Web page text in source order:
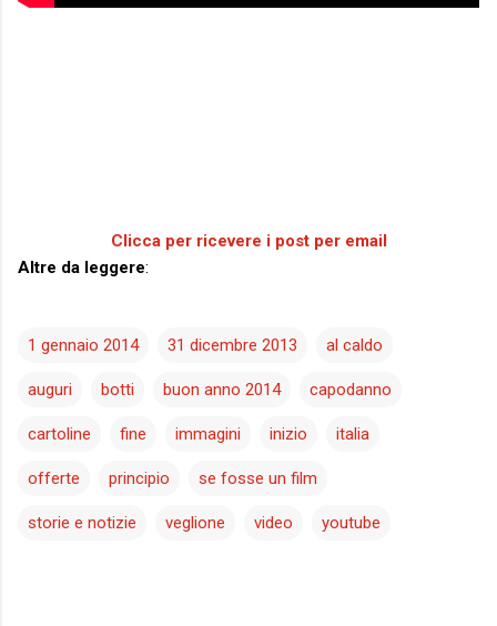
Clicca per ricevere i post per email
Altre da leggere:
1 gennaio 2014 31 dicembre 2013 al caldo
auguri botti buon anno 2014 capodanno
cartoline fine immagini inizio italia
offerte principio se fosse un film
storie e notizie veglione video youtube